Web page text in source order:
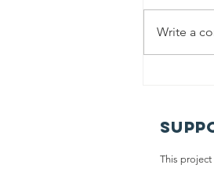
Write a
This